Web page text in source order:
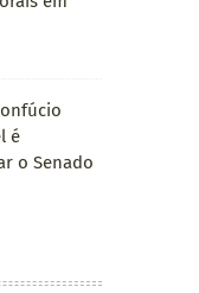
é
o Senado